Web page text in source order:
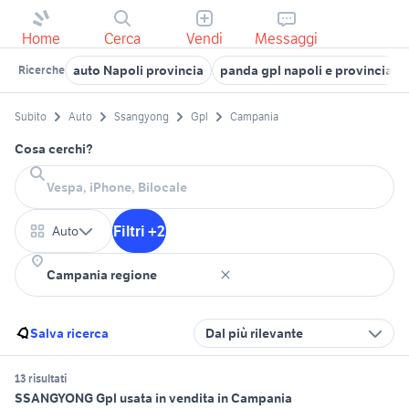
Home Cerca Vendi Messaggi
Ricerche auto Napoli provincia panda gpl napoli e provincia
Subito Auto Ssangyong Gpl Campania
Cosa cerchi?
Auto Filtri +2
Salva ricerca Dal più rilevante
13 risultati
SSANGYONG Gpl usata in vendita in Campania